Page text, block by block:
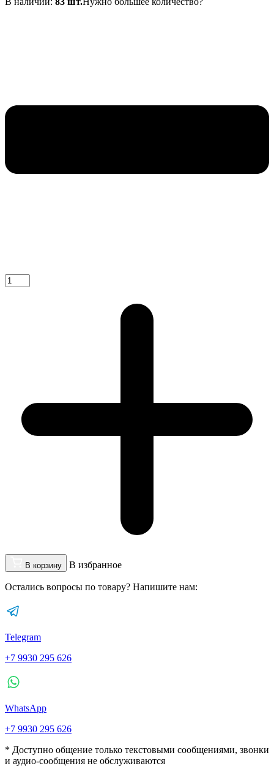
В корзину В избранное
Остались вопросы по товару? Напишите нам:
Telegram
+7 9930 295 626
WhatsApp
+7 9930 295 626
* Доступно общение только текстовыми сообщениями, звонки
и аудио-сообщения не обслуживаются